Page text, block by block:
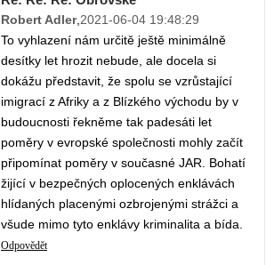
Robert Adler,2021-06-04 19:48:29
To vyhlazení nám určitě ještě minimálně
desítky let hrozit nebude, ale docela si
dokážu představit, že spolu se vzrůstající
imigrací z Afriky a z Blízkého východu by v
budoucnosti řekněme tak padesáti let
poměry v evropské společnosti mohly začít
připomínat poměry v současné JAR. Bohatí
žijící v bezpečných oplocených enklávách
hlídaných placenými ozbrojenými strážci a
všude mimo tyto enklávy kriminalita a bída.
Odpovědět